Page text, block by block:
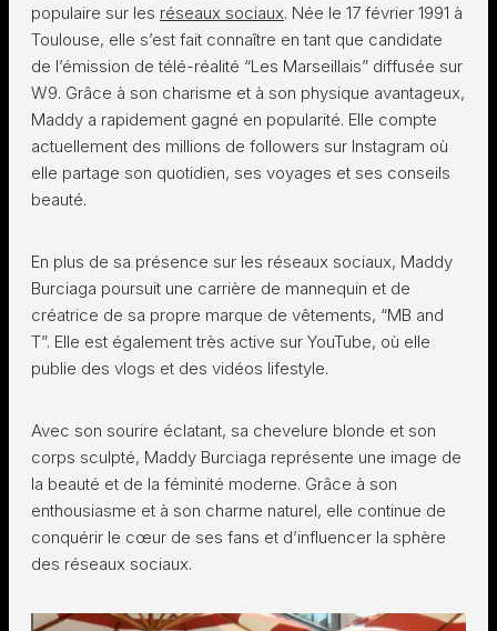
populaire sur les réseaux sociaux. Née le 17 février 1991 à
Toulouse, elle s’est fait connaître en tant que candidate
de l’émission de télé-réalité “Les Marseillais” diffusée sur
W9. Grâce à son charisme et à son physique avantageux,
Maddy a rapidement gagné en popularité. Elle compte
actuellement des millions de followers sur Instagram où
elle partage son quotidien, ses voyages et ses conseils
beauté.
En plus de sa présence sur les réseaux sociaux, Maddy
Burciaga poursuit une carrière de mannequin et de
créatrice de sa propre marque de vêtements, “MB and
T”. Elle est également très active sur YouTube, où elle
publie des vlogs et des vidéos lifestyle.
Avec son sourire éclatant, sa chevelure blonde et son
corps sculpté, Maddy Burciaga représente une image de
la beauté et de la féminité moderne. Grâce à son
enthousiasme et à son charme naturel, elle continue de
conquérir le cœur de ses fans et d’influencer la sphère
des réseaux sociaux.